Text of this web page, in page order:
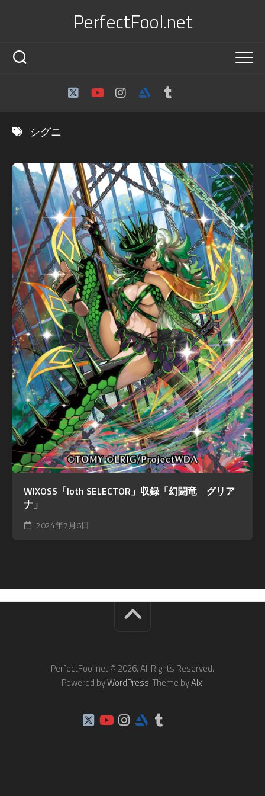
PerfectFool.net
シグニ
WIXOSS「loth SELECTOR」収録「幻闘竜 グリア
ナ」
2024年7月6日
PerfectFool.net © 2026. All Rights Reserved.
Powered byWordPress. Theme byAlx.